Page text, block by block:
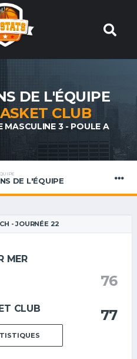
DE L'ÉQUIPE
CLUB
3 - POULE A
DE L'ÉQUIPE
- JOURNÉE 22
MER
76
77
CLUB